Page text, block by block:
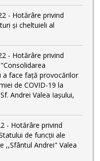
- Hotărâre privind
și cheltuieli al
- Hotărâre privind
a face față provocărilor
de COVID-19 la
Andrei Valea Iașului,
- Hotărâre privind
de funcții ale
,,Sfântul Andrei" Valea